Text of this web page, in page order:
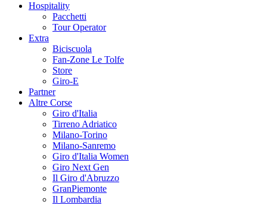
Hospitality
Pacchetti
Tour Operator
Extra
Biciscuola
Fan-Zone Le Tolfe
Store
Giro-E
Partner
Altre Corse
Giro d'Italia
Tirreno Adriatico
Milano-Torino
Milano-Sanremo
Giro d'Italia Women
Giro Next Gen
Il Giro d'Abruzzo
GranPiemonte
Il Lombardia